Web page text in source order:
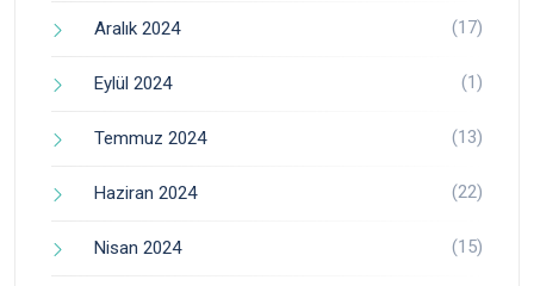
Aralık 2024 (17)
Eylül 2024 (1)
Temmuz 2024 (13)
Haziran 2024 (22)
Nisan 2024 (15)